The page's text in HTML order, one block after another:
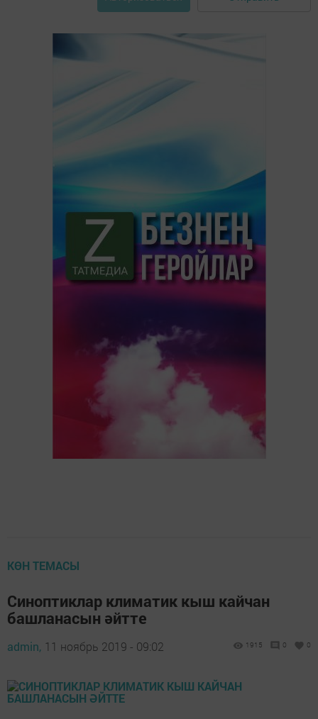
КӨН ТЕМАСЫ
Синоптиклар климатик кыш кайчан
башланасын әйтте
admin, 11 ноябрь 2019 - 09:02 1915 0 0